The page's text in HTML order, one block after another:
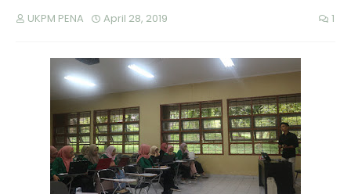
UKPM PENA April 28, 2019 1